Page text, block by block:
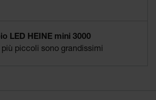
LED HEINE mini 3000
più piccoli sono grandissimi